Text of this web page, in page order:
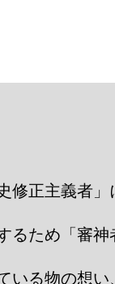
修正主義者
るため「審
いる物の想